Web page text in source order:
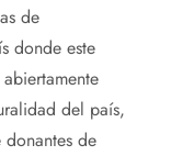
de
donde este
del país,
de